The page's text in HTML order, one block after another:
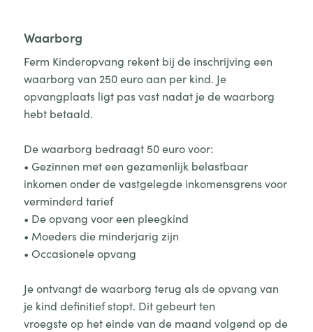
Waarborg
Ferm Kinderopvang rekent bij de inschrijving een
waarborg van 250 euro aan per kind. Je
opvangplaats ligt pas vast nadat je de waarborg
hebt betaald.
De waarborg bedraagt 50 euro voor:
• Gezinnen met een gezamenlijk belastbaar
inkomen onder de vastgelegde inkomensgrens voor
verminderd tarief
• De opvang voor een pleegkind
• Moeders die minderjarig zijn
• Occasionele opvang
Je ontvangt de waarborg terug als de opvang van
je kind definitief stopt. Dit gebeurt ten
vroegste op het einde van de maand volgend op de